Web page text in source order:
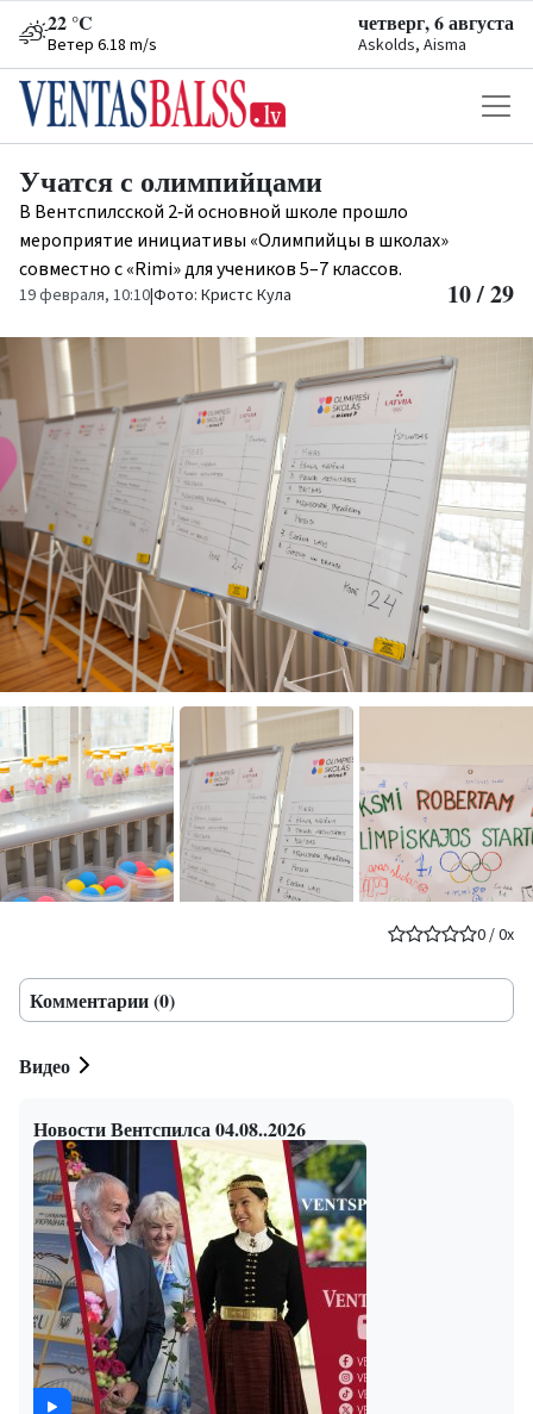
22 °C
Ветер 6.18 m/s
четверг, 6 августа
Askolds, Aisma
Учатся с олимпийцами
В Вентспилсской 2‑й основной школе прошло
мероприятие инициативы «Олимпийцы в школах»
совместно с «Rimi» для учеников 5–7 классов.
19 февраля, 10:10|Фото: Кристс Кула 10 / 29
0/0x
Комментарии (0)
Видео
Новости Вентспилса 04.08..2026